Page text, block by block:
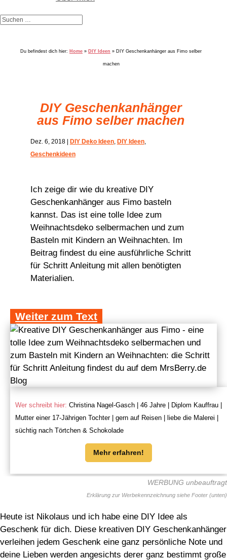
Du befindest dich hier: Home » DIY Ideen » DIY Geschenkanhänger aus Fimo selber
machen
DIY Geschenkanhänger
aus Fimo selber machen
Dez. 6, 2018| DIY Deko Ideen, DIY Ideen,
Geschenkideen
Ich zeige dir wie du kreative DIY
Geschenkanhänger aus Fimo basteln
kannst. Das ist eine tolle Idee zum
Weihnachtsdeko selbermachen und zum
Basteln mit Kindern an Weihnachten. Im
Beitrag findest du eine ausführliche Schritt
für Schritt Anleitung mit allen benötigten
Materialien.
Weiter zum Text
Wer schreibt hier: Christina Nagel-Gasch | 46 Jahre | Diplom Kauffrau |
Mutter einer 17-Jährigen Tochter | gern auf Reisen | liebe die Malerei |
süchtig nach Törtchen & Schokolade
Mehr erfahren!
WERBUNG unbeauftragt
Heute ist Nikolaus und ich habe eine DIY Idee als
Geschenk für dich. Diese kreativen DIY Geschenkanhänger
verleihen jedem Geschenk eine ganz persönliche Note und
deine Lieben werden angesichts derer ganz bestimmt große